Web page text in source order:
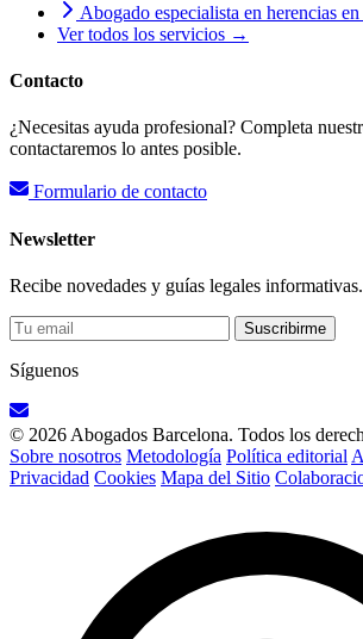
Abogado especialista en herencias
Ver todos los servicios →
Contacto
¿Necesitas ayuda profesional? Completa
contactaremos lo antes posible.
Formulario de contacto
Newsletter
Recibe novedades y guías legales informativas.
Suscribirme
Síguenos
© 2026 Abogados Barcelona. Todos los
Sobre nosotros Metodología Política editorial
Privacidad Cookies Mapa del Sitio